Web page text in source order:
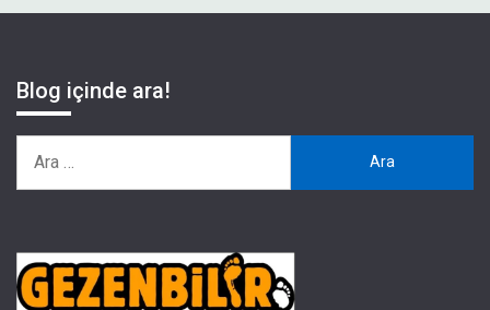
Blog içinde ara!